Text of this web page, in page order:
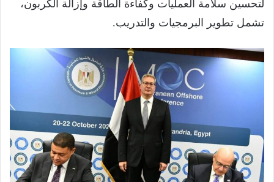
لتحسين سلامة العمليات وكفاءة الطاقة وإزالة الكربون،
تشمل تطوير البرمجيات والتدريب.